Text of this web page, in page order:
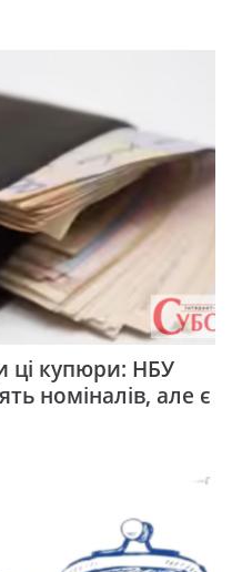
ці купюри: НБУ
номіналів, але є